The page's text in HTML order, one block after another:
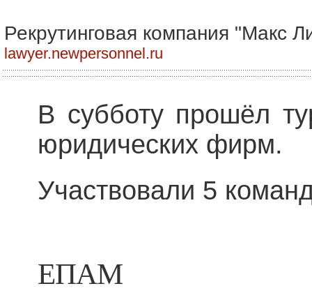
Рекрутинговая компания "Макс
lawyer.newpersonnel.ru
В субботу прошёл
юридических фирм.
Участвовали 5
ЕПАМ